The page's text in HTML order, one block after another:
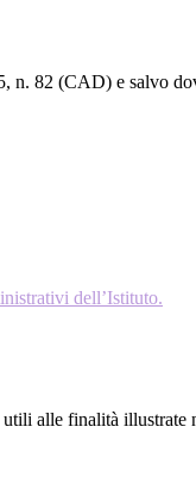
82 (CAD) e salvo
dell’Istituto.
alle finalità illustrate